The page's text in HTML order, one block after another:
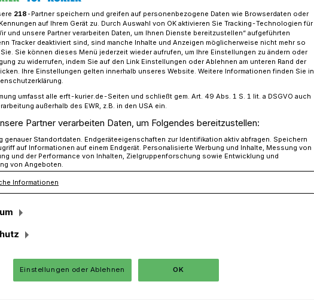
Kleinkraftrad flüchtet vor Streifenwagen
flüchtet vor
Freitag gegen 21.15 Uhr wurden
auf ein ihnen vorausfahrendes
Mofa, an dem augenscheinlich kein
war, befuhr die Energiestraße in
218-Partner speichern und greifen auf personenbezogene Daten wie Browserdaten oder
auf Ihrem Gerät zu. Durch Auswahl von OK aktivieren Sie Tracking-Technologien für
und unsere Partner verarbeiten Daten, um Ihnen Dienste bereitzustellen“ aufgeführten
Tracker deaktiviert sind, sind manche Inhalte und Anzeigen möglicherweise nicht mehr so
Sie können dieses Menü jederzeit wieder aufrufen, um Ihre Einstellungen zu ändern oder
zu widerrufen, indem Sie auf den Link Einstellungen oder Ablehnen am unteren Rand der
Ihre Einstellungen gelten innerhalb unseres Website. Weitere Informationen finden Sie in
umfasst alle erft-kurier.de-Seiten und schließt gem. Art. 49 Abs. 1 S. 1 lit. a DSGVO auch
außerhalb des EWR, z.B. in den USA ein.
Partner verarbeiten Daten, um Folgendes bereitzustellen:
genauer Standortdaten. Endgeräteeigenschaften zur Identifikation aktiv abfragen. Speichern
auf Informationen auf einem Endgerät. Personalisierte Werbung und Inhalte, Messung von
und der Performance von Inhalten, Zielgruppenforschung sowie Entwicklung und
von Angeboten.
Informationen
Einstellungen oder Ablehnen OK